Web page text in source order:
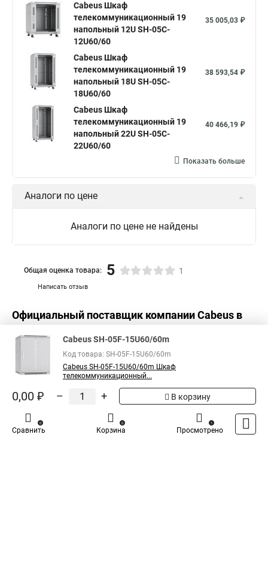
Cabeus Шкаф
телекоммуникационный 19
напольный 12U SH-05C-
12U60/60
35 005,03 ₽
Cabeus Шкаф
телекоммуникационный 19
напольный 18U SH-05C-
18U60/60
38 593,54 ₽
Cabeus Шкаф
телекоммуникационный 19
напольный 22U SH-05C-
22U60/60
40 466,19 ₽
Показать больше
Аналоги по цене
Аналоги по цене не найдены
Написать отзыв
Общая оценка товара: 5 1
Официальный поставщик компанииCabeus в
Cabeus SH-05F-15U60/60m
Код товара: SH-05F-15U60/60m
Cabeus SH-05F-15U60/60m Шкаф
телекоммуникационный...
0,00 ₽ – + В корзину
Сравнить
0
Корзина
0
Просмотрено
1